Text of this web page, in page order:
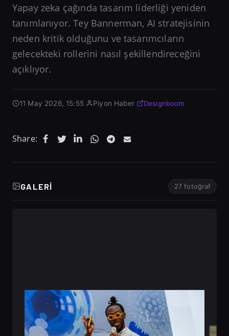
Yapay zeka çağında tasarım liderliği yeniden
tanımlanıyor. Tey Bannerman, AI stratejisinin
neden kritik olduğunu ve tasarımcıların
gelecekteki rollerini nasıl şekillendireceğini
açıklıyor.
11 May 2026, 15:55· Piyon Haber· Designboom
Share:
GALERI 27 fotoğraf